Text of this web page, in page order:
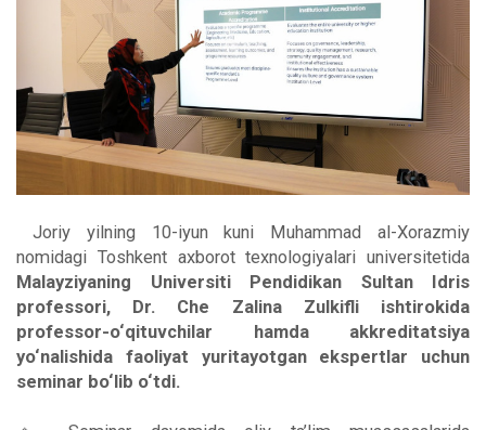
Joriy yilning 10-iyun kuni Muhammad al-Xorazmiy
nomidagi Toshkent axborot texnologiyalari universitetida
Malayziyaning Universiti Pendidikan Sultan Idris
professori, Dr. Che Zalina Zulkifli ishtirokida
professor-o‘qituvchilar hamda akkreditatsiya
yo‘nalishida faoliyat yuritayotgan ekspertlar uchun
seminar bo‘lib o‘tdi.